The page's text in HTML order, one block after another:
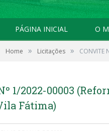
PÁGINA INICIAL O
Home » Licitações »
1/2022-00003
Fátima)